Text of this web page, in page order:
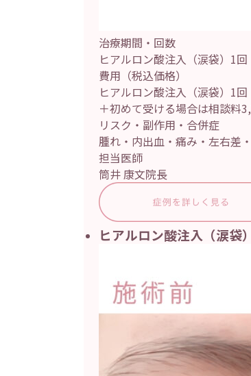
治療期間・回数
ヒアルロン酸注入（涙袋）1回
費用（税込価格）
ヒアルロン酸注入（涙袋）1
＋初めて受ける場合は相談料
リスク・副作用・合併症
腫れ・内出血・痛み・左右差
担当医師
筒井 康文院長
ヒアルロン酸注入（涙袋）